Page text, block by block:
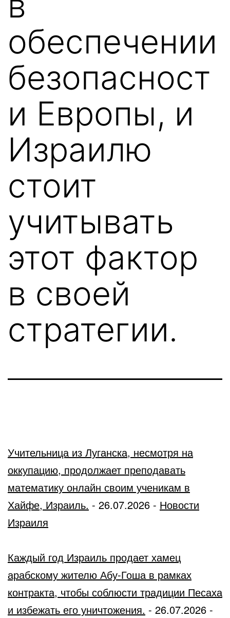
обеспечении
безопасност
и Европы, и
Израилю
стоит
учитывать
этот фактор
в своей
стратегии.
Учительница из Луганска, несмотря на
оккупацию, продолжает преподавать
математику онлайн своим ученикам в
Хайфе, Израиль. - 26.07.2026 - Новости
Израиля
Каждый год Израиль продает хамец
арабскому жителю Абу-Гоша в рамках
контракта, чтобы соблюсти традиции Песаха
и избежать его уничтожения. - 26.07.2026 -